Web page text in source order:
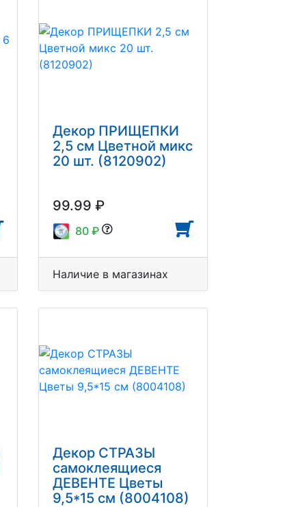
Декор ПРИЩЕПКИ
2,5 см Цветной микс
20 шт. (8120902)
99.99 ₽
80 ₽
Наличие в магазинах
Декор СТРАЗЫ
самоклеящиеся
ДЕВЕНТЕ Цветы
9,5*15 см (8004108)